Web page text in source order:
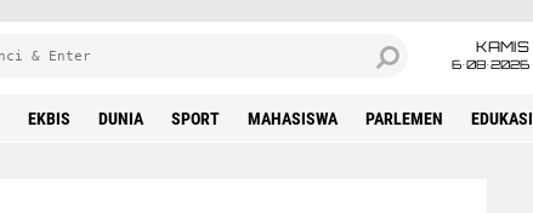
KAMIS
6•08•2026
EKBIS DUNIA SPORT MAHASISWA PARLEMEN EDUKASI